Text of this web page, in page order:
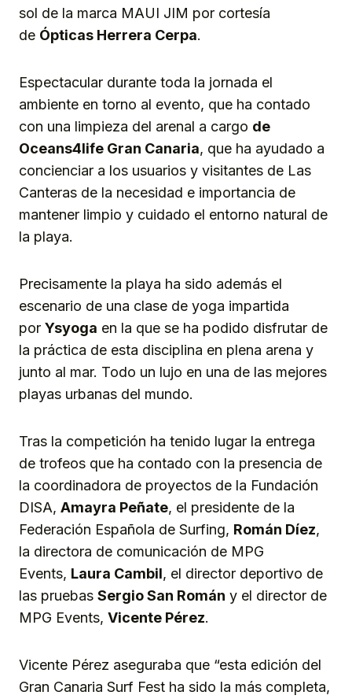
sol de la marca MAUI JIM por cortesía
de Ópticas Herrera Cerpa.
Espectacular durante toda la jornada el
ambiente en torno al evento, que ha contado
con una limpieza del arenal a cargo de
Oceans4life Gran Canaria, que ha ayudado a
concienciar a los usuarios y visitantes de Las
Canteras de la necesidad e importancia de
mantener limpio y cuidado el entorno natural de
la playa.
Precisamente la playa ha sido además el
escenario de una clase de yoga impartida
por Ysyoga en la que se ha podido disfrutar de
la práctica de esta disciplina en plena arena y
junto al mar. Todo un lujo en una de las mejores
playas urbanas del mundo.
Tras la competición ha tenido lugar la entrega
de trofeos que ha contado con la presencia de
la coordinadora de proyectos de la Fundación
DISA, Amayra Peñate, el presidente de la
Federación Española de Surfing, Román Díez,
la directora de comunicación de MPG
Events, Laura Cambil, el director deportivo de
las pruebas Sergio San Román y el director de
MPG Events, Vicente Pérez.
Vicente Pérez aseguraba que “esta edición del
Gran Canaria Surf Fest ha sido la más completa,